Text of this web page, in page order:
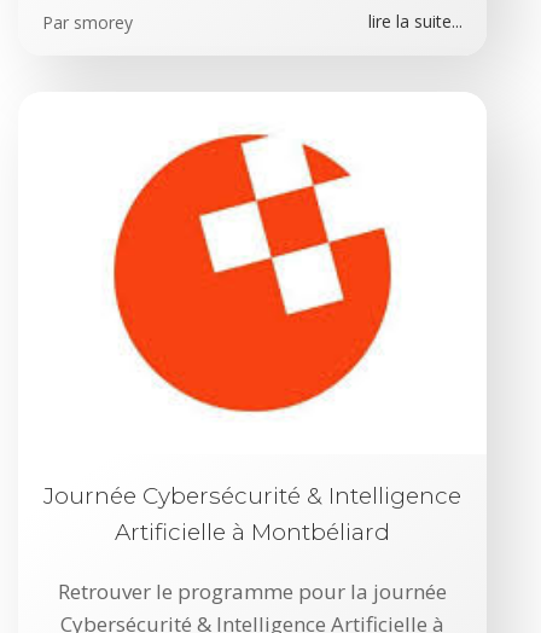
Par smorey lire la suite...
Journée Cybersécurité & Intelligence
Artificielle à Montbéliard
Retrouver le programme pour la journée
Cybersécurité & Intelligence Artificielle à